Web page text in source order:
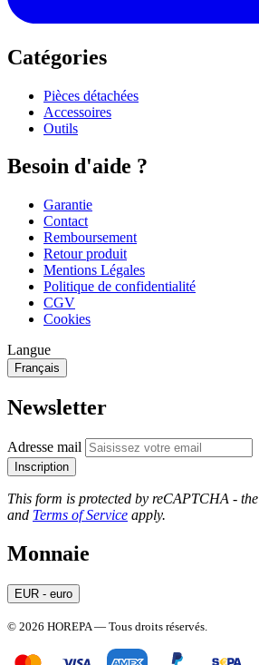
Catégories
Pièces détachées
Accessoires
Outils
Besoin d'aide ?
Garantie
Contact
Remboursement
Retour produit
Mentions Légales
Politique de confidentialité
CGV
Cookies
Langue
Français
Newsletter
Adresse mail
Inscription
This form is protected by reCAPTCHA - the
and Terms of Service apply.
Monnaie
EUR - euro
© 2026 HOREPA — Tous droits réservés.